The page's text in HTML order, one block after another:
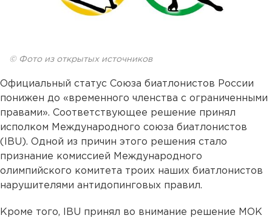
© Фото из открытых источников
Официальный статус Союза биатлонистов России
понижен до «временного членства с ограниченными
правами». Соответствующее решение принял
исполком Международного союза биатлонистов
(IBU). Одной из причин этого решения стало
признание комиссией Международного
олимпийского комитета троих наших биатлонистов
нарушителями антидопинговых правил.
Кроме того, IBU принял во внимание решение МОК